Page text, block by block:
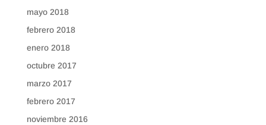
mayo 2018
febrero 2018
enero 2018
octubre 2017
marzo 2017
febrero 2017
noviembre 2016